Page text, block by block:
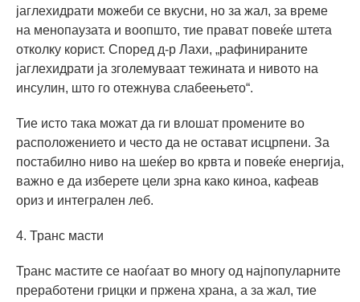
јаглехидрати можеби се вкусни, но за жал, за време
на менопаузата и воопшто, тие прават повеќе штета
отколку корист. Според д-р Лахи, „рафинираните
јаглехидрати ја зголемуваат тежината и нивото на
инсулин, што го отежнува слабеењето“.
Тие исто така можат да ги влошат промените во
расположението и често да не остават исцрпени. За
постабилно ниво на шеќер во крвта и повеќе енергија,
важно е да изберете цели зрна како киноа, кафеав
ориз и интегрален леб.
4. Транс масти
Транс мастите се наоѓаат во многу од најпопуларните
преработени грицки и пржена храна, а за жал, тие